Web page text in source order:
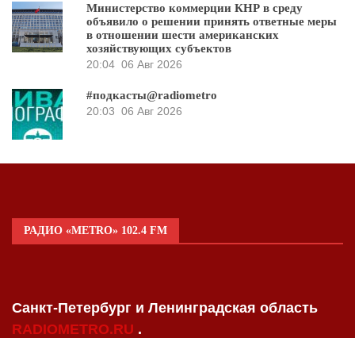
Министерство коммерции КНР в среду
объявило о решении принять ответные меры
в отношении шести американских
хозяйствующих субъектов
20:04 06 Авг 2026
#подкасты@radiometro
20:03 06 Авг 2026
РАДИО «METRO» 102.4 FM
Санкт-Петербург и Ленинградская область
RADIOMETRO.RU .